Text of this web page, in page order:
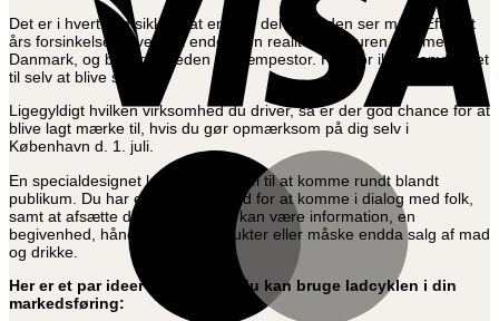
Det er i hvert fald sikkert, at en stor del af verden ser med. Efter et
års forsinkelse, bliver det endelig en realitet, at touren kommer til
Danmark, og bevågenheden er kæmpestor. Hvorfor ikke benytte det
til selv at blive set?
Ligegyldigt hvilken virksomhed du driver, så er der god chance for at
blive lagt mærke til, hvis du gør opmærksom på dig selv i
København d. 1. juli.
En specialdesignet ladcykel er ideel til at komme rundt blandt
publikum. Du har en god mulighed for at komme i dialog med folk,
samt at afsætte dine ’varer’. Det kan være information, en
begivenhed, håndgribelige produkter eller måske endda salg af mad
og drikke.
Her er et par ideer til, hvordan du kan bruge ladcyklen i din
markedsføring: